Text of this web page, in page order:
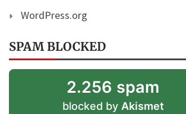
WordPress.org
SPAM BLOCKED
2.256 spam
blocked by Akismet